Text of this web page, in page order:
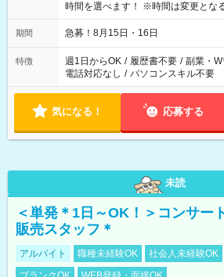
時間を選べます！ ※時間は変更とな
期間 急募！8月15日・16日
特徴 週1日からOK / 履歴書不要 / 副業・
電話対応なし / パソコンスキル不要
気になる！ 応募する
未読
＜単発＊1日～OK！＞コンサー
販売スタッフ＊
アルバイト 職種未経験OK 社会人未経験OK